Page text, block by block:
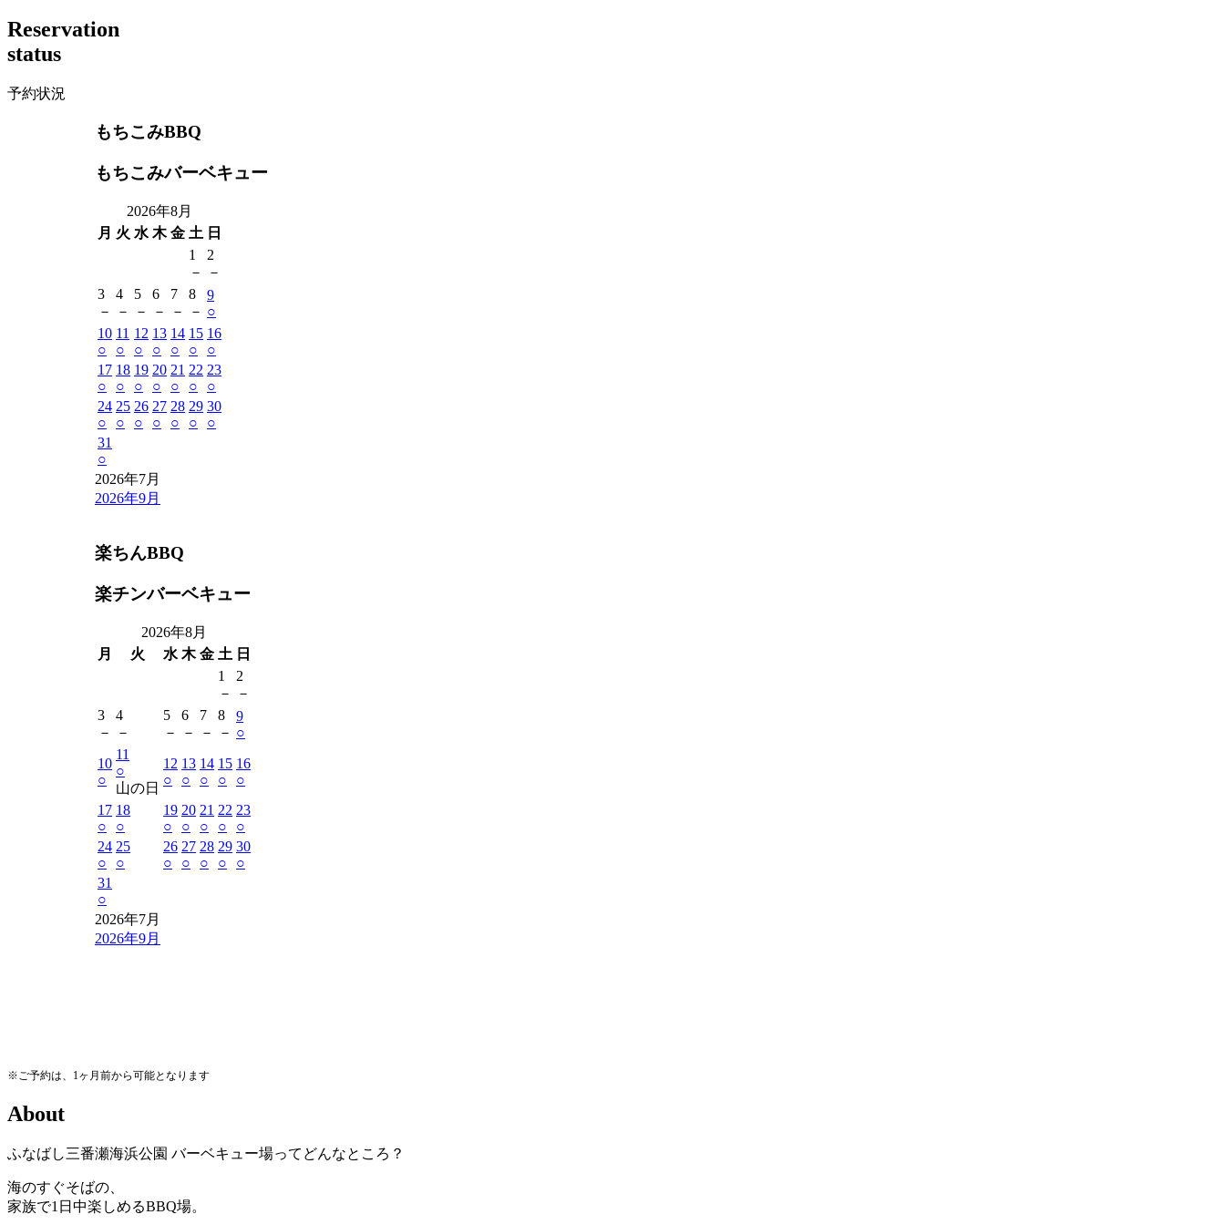
Reservation
status
予約状況
もちこみBBQ
もちこみバーベキュー
2026年8月
月 火 水 木 金 土 日
1
－
2
－
3
－
4
－
5
－
6
－
7
－
8
－
9
○
10
○
11
○
12
○
13
○
14
○
15
○
16
○
17
○
18
○
19
○
20
○
21
○
22
○
23
○
24
○
25
○
26
○
27
○
28
○
29
○
30
○
31
○
2026年7月
2026年9月
楽ちんBBQ
楽チンバーベキュー
2026年8月
月
火 水 木 金 土 日
1
－
2
－
3
－
4
－
5
－
6
－
7
－
8
－
9
○
10
○
11
○
山の日
12
○
13
○
14
○
15
○
16
○
17
○
18
○
19
○
20
○
21
○
22
○
23
○
24
○
25
○
26
○
27
○
28
○
29
○
30
○
31
○
2026年7月
2026年9月
※ご予約は、1ヶ月前から可能となります
About
ふなばし三番瀬海浜公園 バーベキュー場ってどんなところ？
海のすぐそばの、
家族で1日中楽しめるBBQ場。